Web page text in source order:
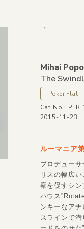
Mihai
The
Poker Flat
Cat No.: PFR
2015-11-23
ルーマニア
プロデュー
リスの幅広
察を促すシ
ハウス
ンキーなア
スラインで